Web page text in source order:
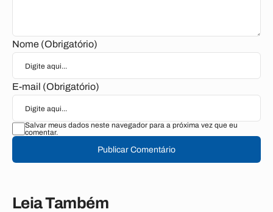
Nome (Obrigatório)
E-mail (Obrigatório)
Salvar meus dados neste navegador para a próxima vez que eu
comentar.
Publicar Comentário
Leia Também